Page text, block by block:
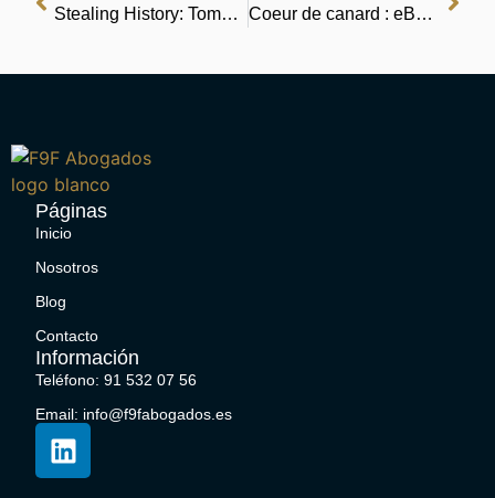
Stealing History: Tomb Raiders, Smugglers, and the Looting of the Ancient World | Online Reading Coeur de canard : eBook [EPUB, PDF]
Páginas
Inicio
Nosotros
Blog
Contacto
Información
Teléfono: 91 532 07 56
Email: info@f9fabogados.es